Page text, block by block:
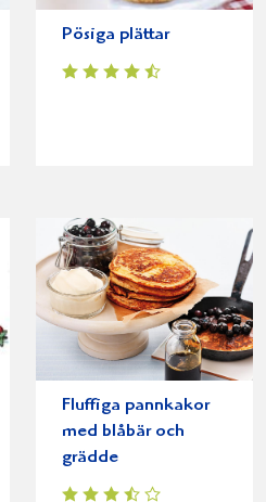
Pösiga plättar
Fluffiga pannkakor
med blåbär och
grädde